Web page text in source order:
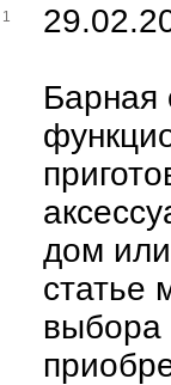
Барная
дом
статье
выбора